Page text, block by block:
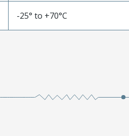
-25° to +70°C